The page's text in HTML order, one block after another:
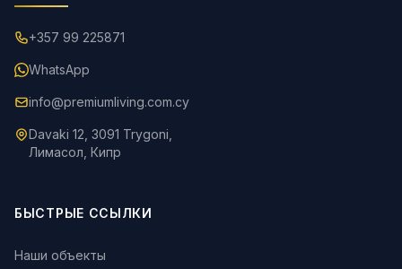
+357 99 225871
WhatsApp
info@premiumliving.com.cy
Davaki 12, 3091 Trygoni,
Лимасол, Кипр
БЫСТРЫЕ ССЫЛКИ
Наши объекты